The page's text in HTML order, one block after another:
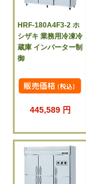
HRF-180A4F3-2 ホ
シザキ 業務用冷凍冷
蔵庫 インバーター制
御
445,589 円